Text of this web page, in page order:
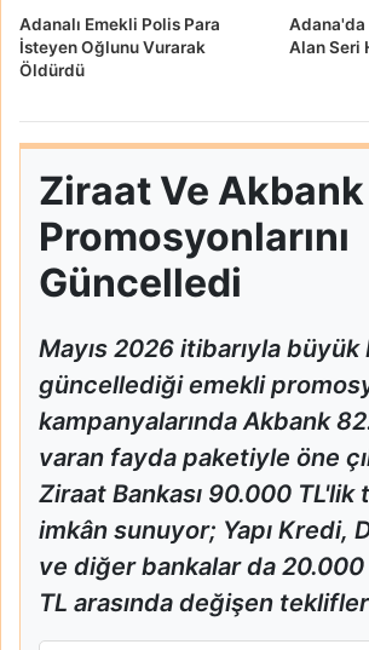
Adanalı Emekli Polis Para
İsteyen Oğlunu Vurarak
Öldürdü
Adana'da
Alan Seri
Ziraat Ve
Promosyonlarını
Güncelledi
Mayıs 2026 itibarıyla büyük
güncellediği emekli
kampanyalarında Akbank
varan fayda paketiyle öne
Ziraat Bankası 90.000 TL'lik
imkân sunuyor; Yapı Kredi,
ve diğer bankalar da
TL arasında değişen teklifler